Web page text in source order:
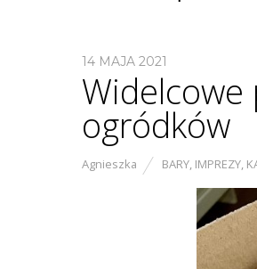
14 MAJA 2021
ogródków
Agnieszka BARY, IMPREZY,